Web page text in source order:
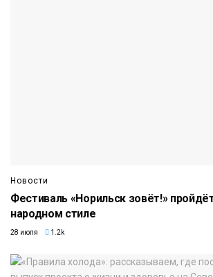
Новости
Фестиваль «Норильск зовёт!»
народном стиле
28 июля 1.2k